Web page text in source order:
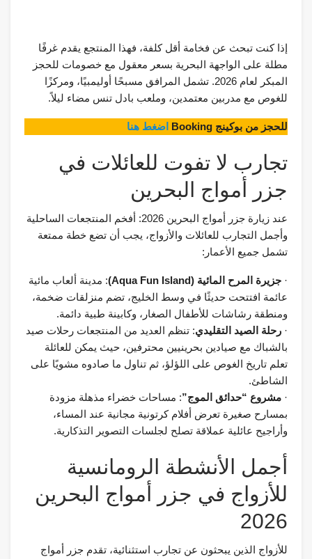
إذا كنت تبحث عن فخامة أقل كلفة، فهذا المنتجع يقدم غرفًا
مطلة على الواجهة البحرية بسعر معقول مع خصومات للحجز
المبكر لعام 2026. تشمل المرافق مسبحًا أوليمبيًا، ومركزًا
للغوص مع مدربين معتمدين، وملعب بادل تنس مضاء ليلاً.
للحجز من بوكينج Booking اضغط هنا
تجارب لا تفوت للعائلات في
جزر أمواج البحرين
عند زيارة جزر أمواج البحرين 2026: أفخم المنتجعات الساحلية
وأجمل التجارب للعائلات والأزواج، يجب أن تضع خطة ممتعة
تشمل جميع الأعمار:
· جزيرة المرح المائية (Aqua Fun Island)
: مدينة ألعاب مائية
عائمة افتتحت حديثًا في وسط الخليج، تضم منزلقات ضخمة،
ومنطقة رشاشات للأطفال الصغار، وكابينة طبية دائمة.
· رحلة الصيد التقليدي: تنظم العديد من المنتجعات رحلات صيد
بالشباك مع صيادين بحرينيين محترفين، حيث يمكن للعائلة
تعلم تاريخ الغوص على اللؤلؤ، ثم تناول ما صادوه مشويًا على
الشاطئ.
· مشروع “حدائق الموج”: مساحات خضراء مذهلة مزودة
بمسارح صغيرة تعرض أفلام كرتونية مجانية عند المساء،
وأراجيح عائلية عملاقة تصلح لجلسات التصوير التذكارية.
أجمل الأنشطة الرومانسية
للأزواج في جزر أمواج البحرين
2026
للأزواج الذين يبحثون عن تجارب استثنائية، تقدم جزر أمواج